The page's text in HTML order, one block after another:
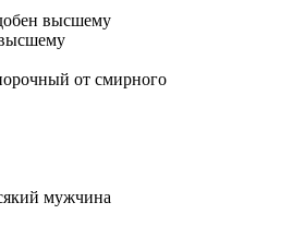
высшему
от смирного
мужчина